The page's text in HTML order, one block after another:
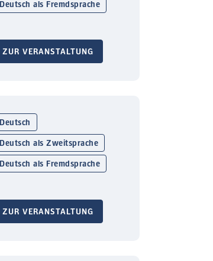
Deutsch als Fremdsprache
ZUR VERANSTALTUNG
Deutsch
Deutsch als Zweitsprache
Deutsch als Fremdsprache
ZUR VERANSTALTUNG